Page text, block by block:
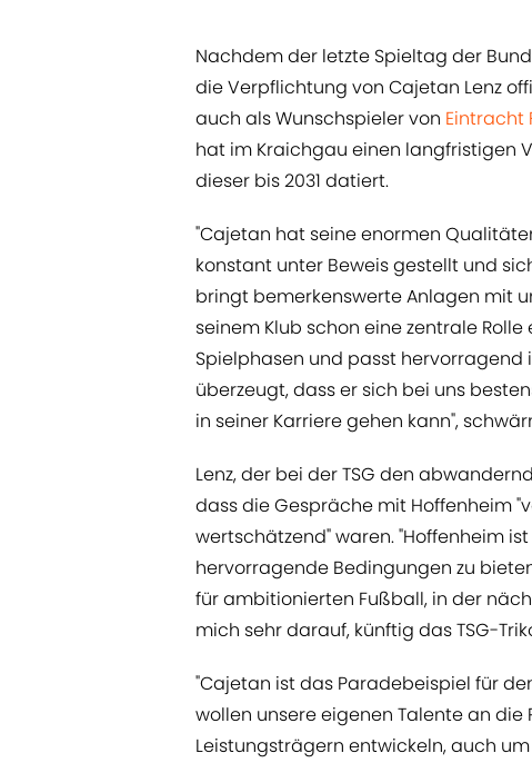
Nachdem der letzte Spieltag der
die Verpflichtung von Cajetan Lenz
auch als Wunschspieler von Eintracht
hat im Kraichgau einen langfristigen
dieser bis 2031 datiert.
"Cajetan hat seine enormen
konstant unter Beweis gestellt und
bringt bemerkenswerte Anlagen mit
seinem Klub schon eine zentrale
Spielphasen und passt hervorragend
überzeugt, dass er sich bei uns
in seiner Karriere gehen kann",
Lenz, der bei der TSG den
dass die Gespräche mit Hoffenheim
wertschätzend" waren. "Hoffenheim
hervorragende Bedingungen zu
für ambitionierten Fußball, in der
mich sehr darauf, künftig das TSG-
"Cajetan ist das Paradebeispiel für
wollen unsere eigenen Talente an die
Leistungsträgern entwickeln, auch